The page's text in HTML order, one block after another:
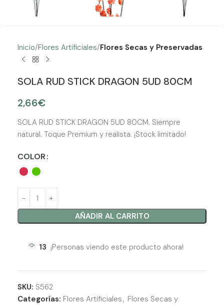
Inicio Flores Artificiales Flores Secas y Preservadas
SOLA RUD STICK DRAGON 5UD 80CM
2,66€
SOLA RUD STICK DRAGON 5UD 80CM. Siempre
natural. Toque Premium y realista. ¡Stock limitado!
COLOR
AÑADIR AL CARRITO
13 ¡Personas viendo este producto ahora!
SKU: S562
Categorías: Flores Artificiales, Flores Secas y